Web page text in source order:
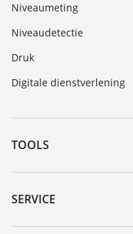
Niveaumeting
Niveaudetectie
Druk
Digitale dienstverlening
TOOLS
Downloads
Serienummer zoeken
SERVICE
Reparatieformulier